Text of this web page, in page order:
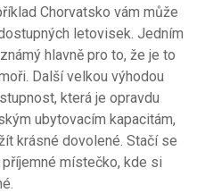
Chorvatsko vám může
letovisek. Jedním
hlavně pro to, že je to
Další velkou výhodou
která je opravdu
ubytovacím kapacitám,
krásné dovolené. Stačí se
místečko, kde si